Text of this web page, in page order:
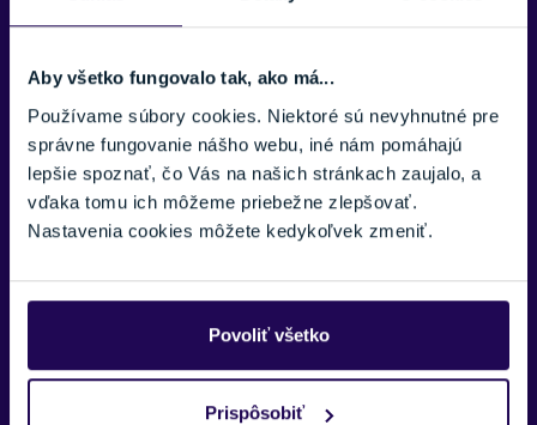
Aby všetko fungovalo tak, ako má...
Používame súbory cookies. Niektoré sú nevyhnutné pre
správne fungovanie nášho webu, iné nám pomáhajú
lepšie spoznať, čo Vás na našich stránkach zaujalo, a
vďaka tomu ich môžeme priebežne zlepšovať.
Nastavenia cookies môžete kedykoľvek zmeniť.
Povoliť všetko
Prispôsobiť
Adaptive Fit System (AFS) Cuff
Odnímateľná výplň v komíne pre jednoduché prispôsobenie šírky
lýtka.
Energy Backbone
Zosilnená zadná časť skeletu pre vyššiu torznú tuhosť a efektívny
prenos síl.
Dual-Sided Cuff Alignment
Nastaviteľný komín v oboch smeroch – ideálne pre asymetriu
PU Shell / PU Cuff
Tvrdený polyuretánový skelet a manžeta pre vysokú odolnosť a